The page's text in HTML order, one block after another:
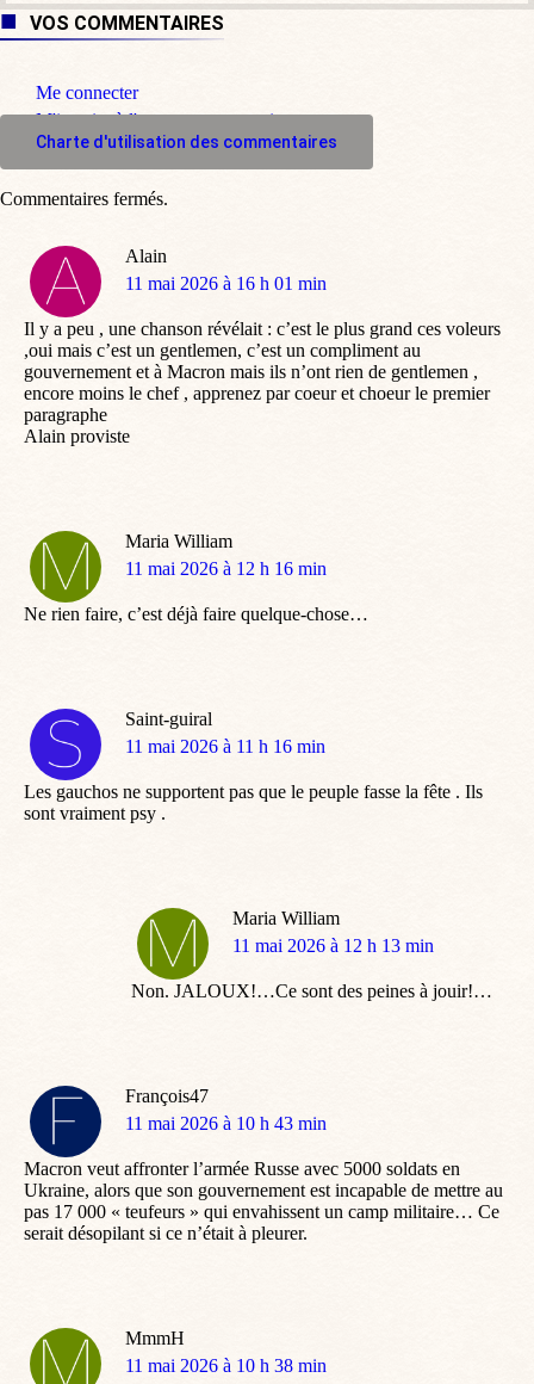
VOS COMMENTAIRES
Me connecter
M'inscrire à l'espace commentaire
Charte d'utilisation des commentaires
Alain
dit
11 mai 2026 à 16 h 01 min
Il y a peu , une chanson révélait : c’est le plus grand ces voleurs
,oui mais c’est un gentlemen, c’est un compliment au
gouvernement et à Macron mais ils n’ont rien de gentlemen ,
encore moins le chef , apprenez par coeur et choeur le premier
paragraphe
Alain proviste
Maria William
dit
11 mai 2026 à 12 h 16 min
Ne rien faire, c’est déjà faire quelque-chose…
Saint-guiral
dit
11 mai 2026 à 11 h 16 min
Les gauchos ne supportent pas que le peuple fasse la fête . Ils
sont vraiment psy .
Maria William
dit
11 mai 2026 à 12 h 13 min
Non. JALOUX!…Ce sont des peines à jouir!…
François47
dit
11 mai 2026 à 10 h 43 min
Macron veut affronter l’armée Russe avec 5000 soldats en
Ukraine, alors que son gouvernement est incapable de mettre au
pas 17 000 « teufeurs » qui envahissent un camp militaire… Ce
serait désopilant si ce n’était à pleurer.
MmmH
dit
11 mai 2026 à 10 h 38 min
Commentaires fermés.